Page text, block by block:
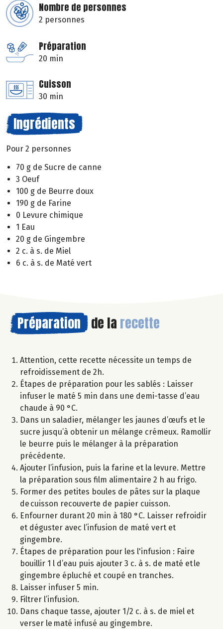
Nombre de personnes
2 personnes
Préparation
20 min
Cuisson
30 min
Ingrédients
Pour 2 personnes
70 g de Sucre de canne
3 Oeuf
100 g de Beurre doux
190 g de Farine
0 Levure chimique
1 Eau
20 g de Gingembre
2 c. à s. de Miel
6 c. à s. de Maté vert
Préparation de la recette
Attention, cette recette nécessite un temps de
refroidissement de 2h.
Étapes de préparation pour les sablés : Laisser
infuser le maté 5 min dans une demi-tasse d’eau
chaude à 90 °C.
Dans un saladier, mélanger les jaunes d’œufs et le
sucre jusqu’à obtenir un mélange crémeux. Ramollir
le beurre puis le mélanger à la préparation
précédente.
Ajouter l’infusion, puis la farine et la levure. Mettre
la préparation sous film alimentaire 2 h au frigo.
Former des petites boules de pâtes sur la plaque
de cuisson recouverte de papier cuisson.
Enfourner durant 20 min à 180 °C. Laisser refroidir
et déguster avec l’infusion de maté vert et
gingembre.
Étapes de préparation pour les l'infusion : Faire
bouillir 1 l d’eau puis ajouter 3 c. à s. de maté et le
gingembre épluché et coupé en tranches.
Laisser infuser 5 min.
Filtrer l’infusion.
Dans chaque tasse, ajouter 1/2 c. à s. de miel et
verser le maté infusé au gingembre.